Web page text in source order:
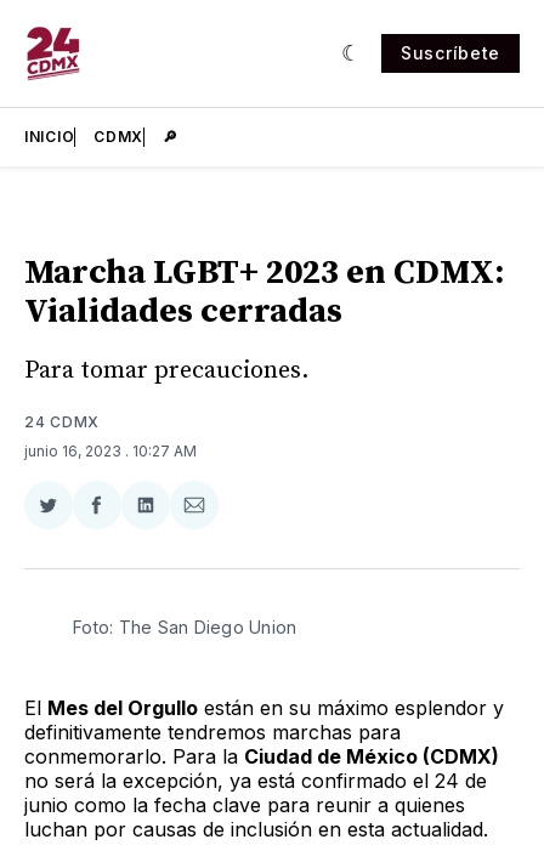
Suscríbete
INICIO CDMX 🔎
Marcha LGBT+ 2023 en CDMX:
Vialidades cerradas
Para tomar precauciones.
24 CDMX
junio 16, 2023 . 10:27 AM
Compartir
Twitter
Compartir
Facebook
Compartir
LinkedIn
Compartir
Email
Foto: The San Diego Union
El Mes del Orgullo están en su máximo esplendor y
definitivamente tendremos marchas para
conmemorarlo. Para la Ciudad de México (CDMX)
no será la excepción, ya está confirmado el 24 de
junio como la fecha clave para reunir a quienes
luchan por causas de inclusión en esta actualidad.